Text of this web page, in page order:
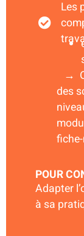
Les
→
des
POUR
Adapter
à sa